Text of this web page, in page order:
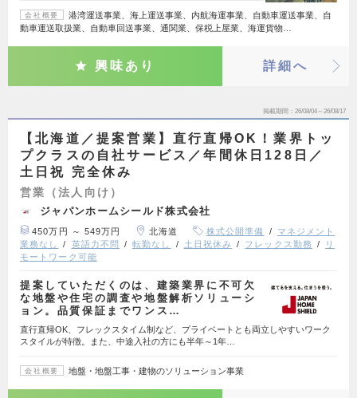
会社概要
港湾運送事業、海上運送事業、内航海運事業、自動車運送事業、自
動車運送取扱業、自動車回送事業、通関業、保税上屋業、海運貨物…
興味あり 詳細へ
掲載期間 26/08/04～26/08/17
【北海道／提案営業】直行直帰OK！業界トッ
プクラスの自社サービス／年間休日128日／
土日祝 完全休み
営業（法人向け）
ジャパンホームシールド株式会社
450万円 ～ 549万円 北海道 株式公開準備
マネジメント
業務なし
英語力不問 転勤なし 土日祝休み フレックス勤務
リ
モートワーク可能
提案していただくのは、建築業界に不可欠
な地盤や住宅の調査や地盤解析ソリューシ
ョン。品質保証までワンス…
直行直帰OK、フレックスタイム制など、プライベートとも両立しやすいワーク
スタイルが特徴。また、中途入社の方にも半年～1年…
会社概要 地盤・地盤工事・建物のソリューション事業